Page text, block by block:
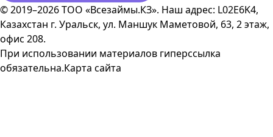
© 2019–2026 ТОО «Всезаймы.КЗ». Наш адрес: L02E6K4,
Казахстан г. Уральск, ул. Маншук Маметовой, 63, 2 этаж,
офис 208.
При использовании материалов гиперссылка
обязательна.Карта сайта